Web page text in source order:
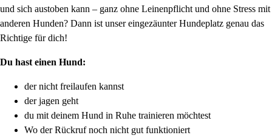
und sich austoben kann – ganz ohne Leinenpflicht und ohne Stress mit
anderen Hunden? Dann ist unser eingezäunter Hundeplatz genau das
Richtige für dich!
Du hast einen Hund:
der nicht freilaufen kannst
der jagen geht
du mit deinem Hund in Ruhe trainieren möchtest
Wo der Rückruf noch nicht gut funktioniert